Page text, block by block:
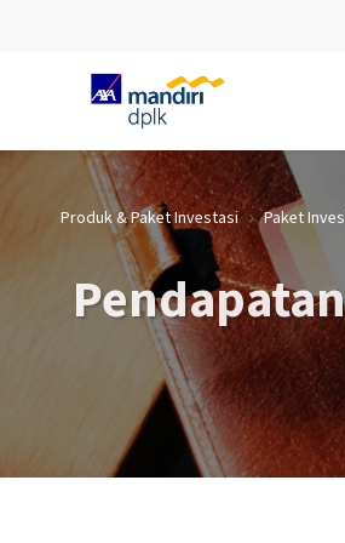
Skip to Main Content
Produk & Paket Investasi Paket